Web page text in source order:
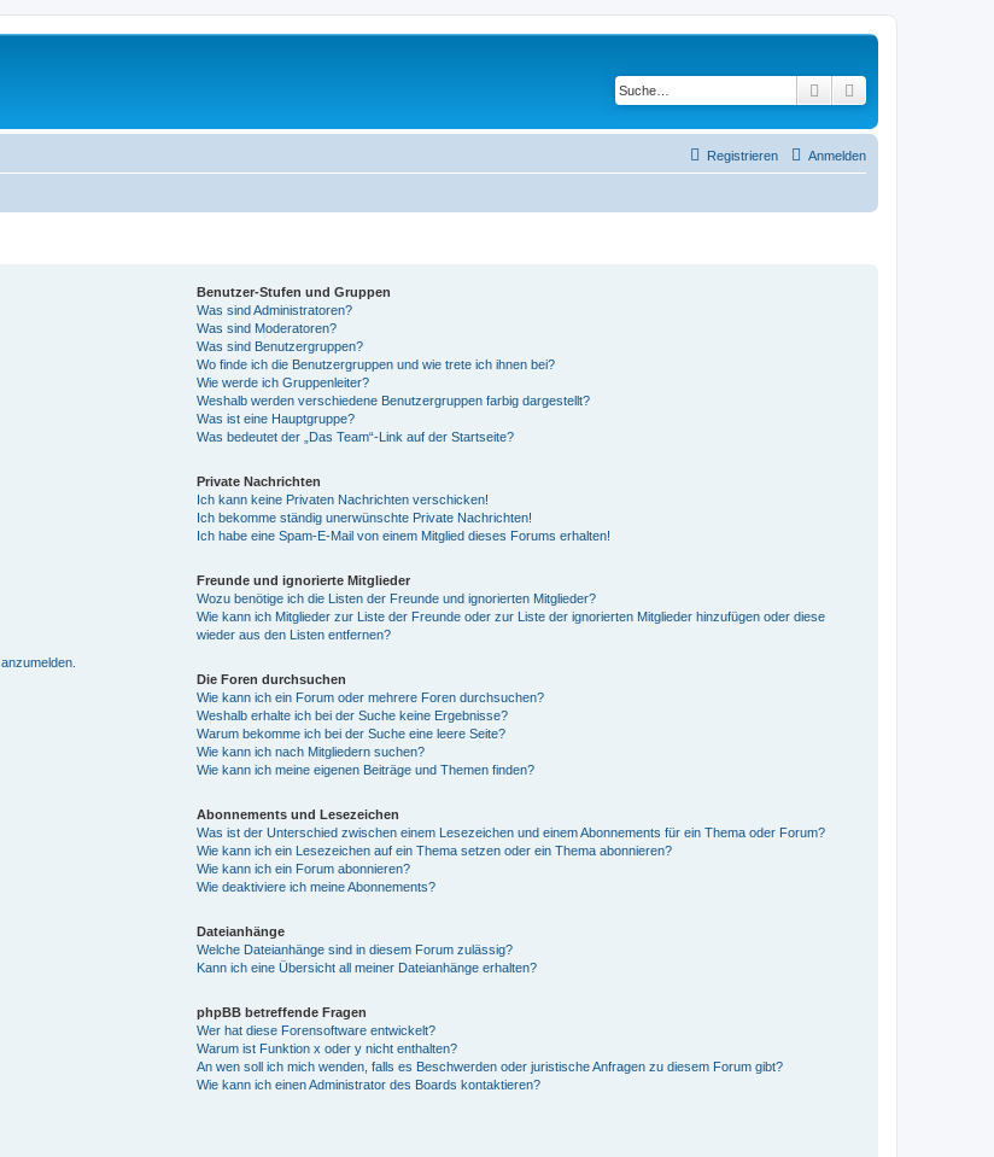
Suche
Anmelden
Registrieren
Benutzer-Stufen und Gruppen
Was sind Administratoren?
Was sind Moderatoren?
Was sind Benutzergruppen?
Wo finde ich die Benutzergruppen und wie trete ich ihnen bei?
Wie werde ich Gruppenleiter?
Weshalb werden verschiedene Benutzergruppen farbig dargestellt?
Was ist eine Hauptgruppe?
Was bedeutet der „Das Team“-Link auf der Startseite?
Private Nachrichten
Ich kann keine Privaten Nachrichten verschicken!
Ich bekomme ständig unerwünschte Private Nachrichten!
Ich habe eine Spam-E-Mail von einem Mitglied dieses Forums erhalten!
Freunde und ignorierte Mitglieder
Wozu benötige ich die Listen der Freunde und ignorierten Mitglieder?
Wie kann ich Mitglieder zur Liste der Freunde oder zur Liste der ignorierten Mitglieder hinzufügen oder diese
wieder aus den Listen entfernen?
Die Foren durchsuchen
Wie kann ich ein Forum oder mehrere Foren durchsuchen?
Weshalb erhalte ich bei der Suche keine Ergebnisse?
Warum bekomme ich bei der Suche eine leere Seite?
Wie kann ich nach Mitgliedern suchen?
Wie kann ich meine eigenen Beiträge und Themen finden?
Abonnements und Lesezeichen
Was ist der Unterschied zwischen einem Lesezeichen und einem Abonnements für ein Thema oder Forum?
Wie kann ich ein Lesezeichen auf ein Thema setzen oder ein Thema abonnieren?
Wie kann ich ein Forum abonnieren?
Wie deaktiviere ich meine Abonnements?
Dateianhänge
Welche Dateianhänge sind in diesem Forum zulässig?
Kann ich eine Übersicht all meiner Dateianhänge erhalten?
phpBB betreffende Fragen
Wer hat diese Forensoftware entwickelt?
Warum ist Funktion x oder y nicht enthalten?
An wen soll ich mich wenden, falls es Beschwerden oder juristische Anfragen zu diesem Forum gibt?
Wie kann ich einen Administrator des Boards kontaktieren?